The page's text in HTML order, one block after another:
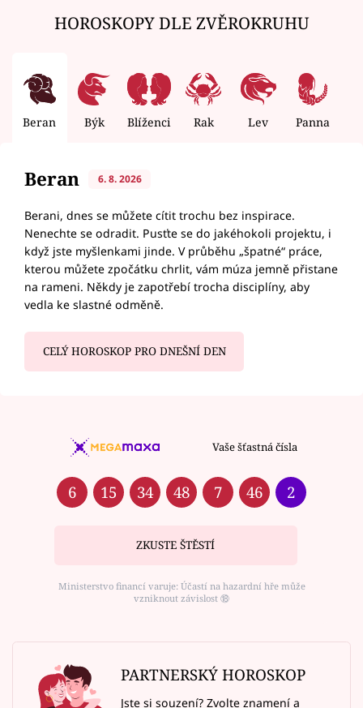
HOROSKOPY DLE ZVĚROKRUHU
Beran Býk Blíženci Rak Lev Panna
Beran 6. 8. 2026
Berani, dnes se můžete cítit trochu bez inspirace.
Nenechte se odradit. Pusťte se do jakéhokoli projektu, i
když jste myšlenkami jinde. V průběhu „špatné“ práce,
kterou můžete zpočátku chrlit, vám múza jemně přistane
na rameni. Někdy je zapotřebí trocha disciplíny, aby
vedla ke slastné odměně.
CELÝ HOROSKOP PRO DNEŠNÍ DEN
Vaše šťastná čísla
6 15 34 48 7 46 2
ZKUSTE ŠTĚSTÍ
Ministerstvo financí varuje: Účastí na hazardní hře může
vzniknout závislost ⑱
PARTNERSKÝ HOROSKOP
Jste si souzení? Zvolte znamení a